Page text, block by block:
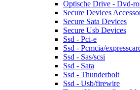
Optische Drive - Dvd-
Secure Devices
Secure Sata Devices
Secure Usb Devices
Ssd - Pci-e
Ssd - Pcmcia/
Ssd - Sas/scsi
Ssd - Sata
Ssd - Thunderbolt
Ssd - Usb/firewire